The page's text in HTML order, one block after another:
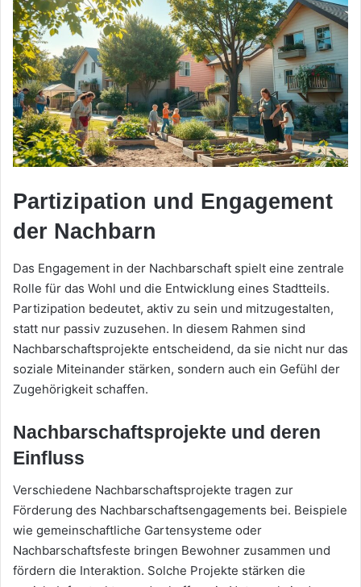
Partizipation und Engagement
der Nachbarn
Das Engagement in der Nachbarschaft spielt eine zentrale
Rolle für das Wohl und die Entwicklung eines Stadtteils.
Partizipation bedeutet, aktiv zu sein und mitzugestalten,
statt nur passiv zuzusehen. In diesem Rahmen sind
Nachbarschaftsprojekte entscheidend, da sie nicht nur das
soziale Miteinander stärken, sondern auch ein Gefühl der
Zugehörigkeit schaffen.
Nachbarschaftsprojekte und deren
Einfluss
Verschiedene Nachbarschaftsprojekte tragen zur
Förderung des Nachbarschaftsengagements bei. Beispiele
wie gemeinschaftliche Gartensysteme oder
Nachbarschaftsfeste bringen Bewohner zusammen und
fördern die Interaktion. Solche Projekte stärken die